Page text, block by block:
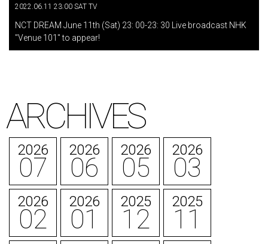
2022.06.11 23:00 SAT TV
NCT DREAM June 11th (Sat) 23: 00-23: 30 Live broadcast NHK
"Venue 101" to appear!
ARCHIVES
2026
07
2026
06
2026
05
2026
03
2026
02
2026
01
2025
12
2025
11